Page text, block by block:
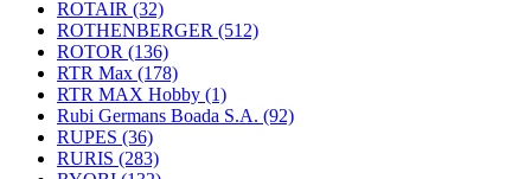
ROTAIR (32)
ROTHENBERGER (512)
ROTOR (136)
RTR Max (178)
RTR MAX Hobby (1)
Rubi Germans Boada S.A. (92)
RUPES (36)
RURIS (283)